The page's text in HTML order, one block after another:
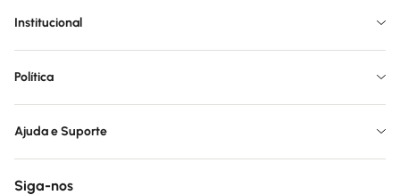
Institucional
Política
Ajuda e Suporte
Siga-nos